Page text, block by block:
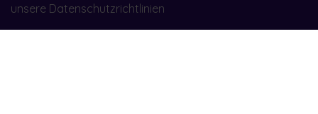
unsere Datenschutzrichtlinien